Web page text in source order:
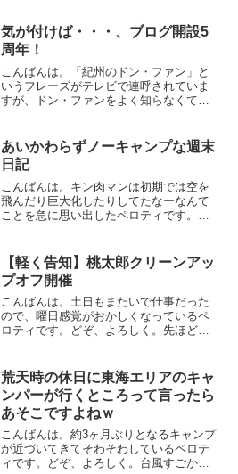
かわかりませんが、VTRは何かしゃべら
なきゃいけないっ...
気が付けば・・・、ブログ開設5
周年！
こんばんは。「紀州のドン・ファン」と
いうフレーズがテレビで連呼されていま
すが、ドン・ファンをよく知らなくてあ
インの伝説上の人物なんですね。てっき
り、昔の俳優かと思ってま...
あいかわらずノーキャンプな週末
日記
こんばんは。キン肉マンは初期では空を
飛んだり巨大化したりしてたなーなんて
ことを急に思い出したペロティです。ど
日は仕事だったんですが、仕事終わりに
ちょこっと名古屋まつり開...
【軽く告知】桃太郎クリーンアッ
プオフ開催
こんばんは。土日もまたいで仕事だった
ので、曜日感覚がおかしくなっているペ
ロティです。どぞ、よろしく。先ほど、
25日～26日に、グリッチさん主催で、桃
太郎公園クリーンア...
荒天時の休日に東海エリアのキャ
ンパーが行くところって言ったら
あそこですよねｗ
こんばんは。約3ヶ月ぶりとなるキャンプ
が近づいてきてそわそわしているペロテ
ィです。どぞ、よろしく。台風すごかっ